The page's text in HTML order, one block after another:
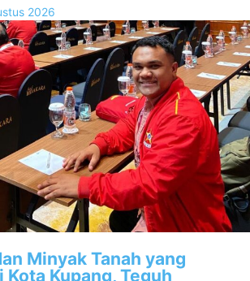
2026
Minyak Tanah yang
Kupang, Teguh